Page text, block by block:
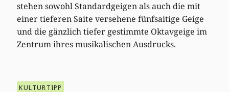
stehen sowohl Standardgeigen als auch die mit
einer tieferen Saite versehene fünfsaitige Geige
und die gänzlich tiefer gestimmte Oktavgeige im
Zentrum ihres musikalischen Ausdrucks.
KULTURTIPP